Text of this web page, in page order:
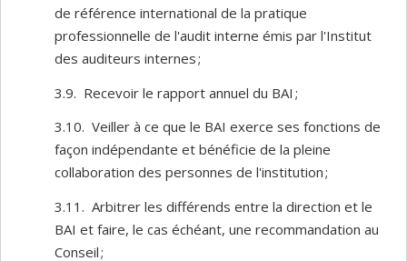
de référence international de la pratique
professionnelle de l'audit interne émis par l'Institut
des auditeurs internes ;
3.9. Recevoir le rapport annuel du BAI ;
3.10. Veiller à ce que le BAI exerce ses fonctions de
façon indépendante et bénéficie de la pleine
collaboration des personnes de l'institution ;
3.11. Arbitrer les différends entre la direction et le
BAI et faire, le cas échéant, une recommandation au
Conseil ;